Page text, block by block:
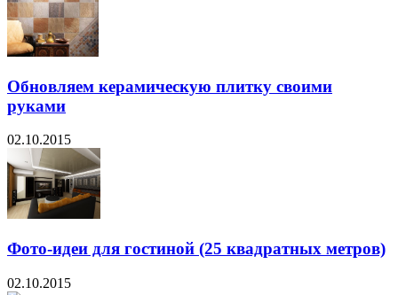
Обновляем керамическую плитку своими
руками
02.10.2015
Фото-идеи для гостиной (25 квадратных метров)
02.10.2015